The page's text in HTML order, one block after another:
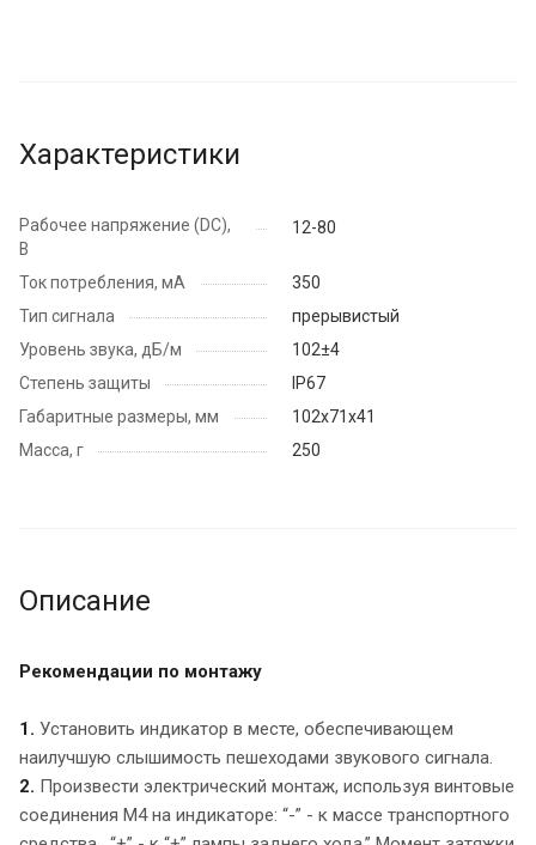
Характеристики
Рабочее напряжение (DC),
В
12-80
Ток потребления, мА
350
Тип сигнала
прерывистый
Уровень звука, дБ/м
102±4
Степень защиты
IP67
Габаритные размеры, мм
102х71х41
Масса, г
250
Описание
Рекомендации по монтажу
1. Установить индикатор в месте, обеспечивающем
наилучшую слышимость пешеходами звукового сигнала.
2. Произвести электрический монтаж, используя винтовые
соединения М4 на индикаторе: “-” - к массе транспортного